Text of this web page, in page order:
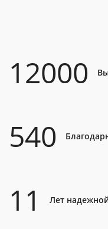
12000
540
11 Лет